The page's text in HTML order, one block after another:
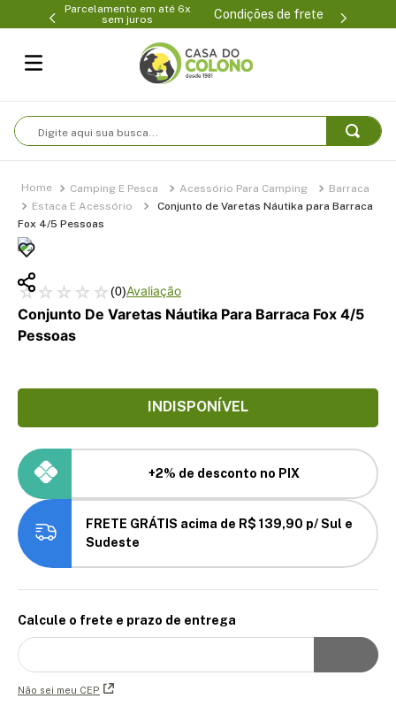
Parcelamento em até 6x
sem juros
Condições de frete
Digite aqui sua busca...
Camping E Pesca Acessório Para Camping
Barraca
Estaca E Acessório
Conjunto de Varetas Náutika para Barraca
Fox 4/5 Pessoas
☆☆ ☆ ☆ ☆(0)
Conjunto De Varetas Náutika Para Barraca Fox 4/5
Pessoas
INDISPONÍVEL
+2% de desconto no PIX
FRETE GRÁTIS acima de R$ 139,90 p/ Sul e
Sudeste
Calcule o frete e prazo de entrega
Não sei meu CEP